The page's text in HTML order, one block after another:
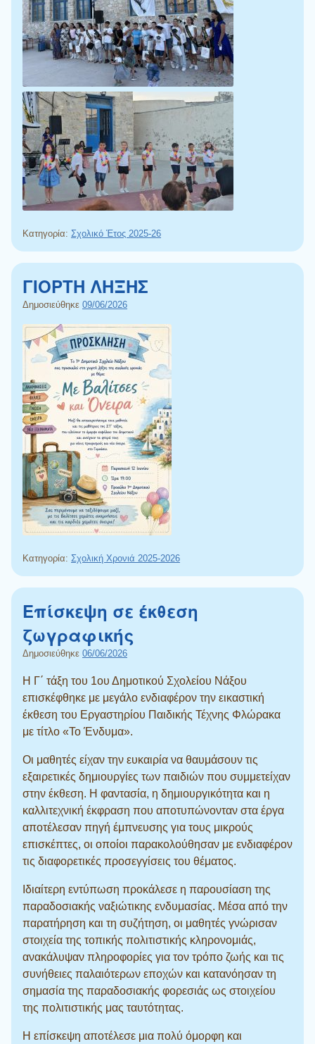
Κατηγορία: Σχολικό Έτος 2025-26
ΓΙΟΡΤΗ ΛΗΞΗΣ
Δημοσιεύθηκε 09/06/2026
Κατηγορία: Σχολική Χρονιά 2025-2026
Επίσκεψη σε έκθεση
ζωγραφικής
Δημοσιεύθηκε 06/06/2026
Η Γ΄ τάξη του 1ου Δημοτικού Σχολείου Νάξου
επισκέφθηκε με μεγάλο ενδιαφέρον την εικαστική
έκθεση του Εργαστηρίου Παιδικής Τέχνης Φλώρακα
με τίτλο «Το Ένδυμα».
Οι μαθητές είχαν την ευκαιρία να θαυμάσουν τις
εξαιρετικές δημιουργίες των παιδιών που συμμετείχαν
στην έκθεση. Η φαντασία, η δημιουργικότητα και η
καλλιτεχνική έκφραση που αποτυπώνονταν στα έργα
αποτέλεσαν πηγή έμπνευσης για τους μικρούς
επισκέπτες, οι οποίοι παρακολούθησαν με ενδιαφέρον
τις διαφορετικές προσεγγίσεις του θέματος.
Ιδιαίτερη εντύπωση προκάλεσε η παρουσίαση της
παραδοσιακής ναξιώτικης ενδυμασίας. Μέσα από την
παρατήρηση και τη συζήτηση, οι μαθητές γνώρισαν
στοιχεία της τοπικής πολιτιστικής κληρονομιάς,
ανακάλυψαν πληροφορίες για τον τρόπο ζωής και τις
συνήθειες παλαιότερων εποχών και κατανόησαν τη
σημασία της παραδοσιακής φορεσιάς ως στοιχείου
της πολιτιστικής μας ταυτότητας.
Η επίσκεψη αποτέλεσε μια πολύ όμορφη και